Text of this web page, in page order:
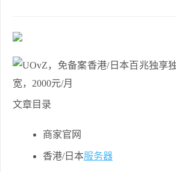
文章目录
商家官网
香港/日本服务器